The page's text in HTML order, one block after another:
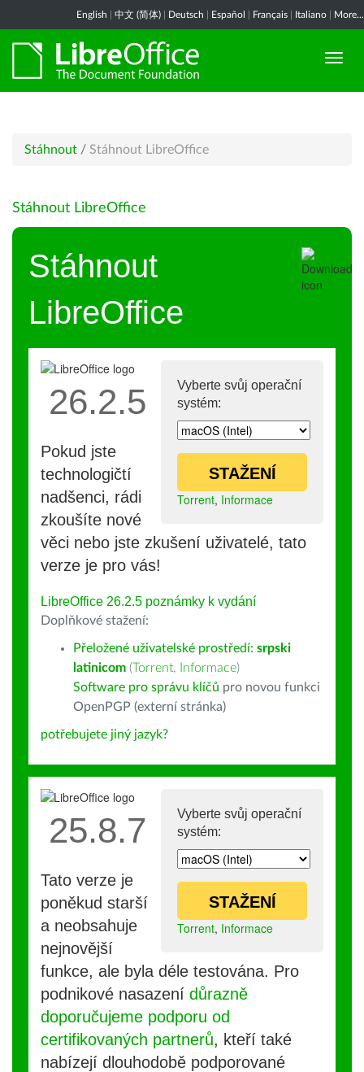
English 中文 (简体) Deutsch Español Français Italiano More...
Stáhnout / Stáhnout LibreOffice
Stáhnout LibreOffice
Stáhnout
LibreOffice
Vyberte svůj operační
systém:
STAŽENÍ
Torrent, Informace
26.2.5
Pokud jste
technologičtí
nadšenci, rádi
zkoušíte nové
věci nebo jste zkušení uživatelé, tato
verze je pro vás!
LibreOffice 26.2.5 poznámky k vydání
Doplňkové stažení:
Přeložené uživatelské prostředí: srpski
latinicom (Torrent, Informace)
Software pro správu klíčů pro novou funkci
OpenPGP (externí stránka)
potřebujete jiný jazyk?
Vyberte svůj operační
systém:
STAŽENÍ
Torrent, Informace
25.8.7
Tato verze je
poněkud starší
a neobsahuje
nejnovější
funkce, ale byla déle testována. Pro
podnikové nasazení důrazně
doporučujeme podporu od
certifikovaných partnerů, kteří také
nabízejí dlouhodobě podporované